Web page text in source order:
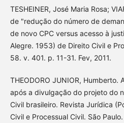
TESHEINER, José Maria Rosa;
de "redução do número de
de novo CPC versus acesso à
Alegre. 1953) de Direito Civil e
58. v. 401. p. 11-31. Fev, 2011.
THEODORO JUNIOR, Humberto.
após a divulgação do projeto do
Civil brasileiro. Revista Jurídica
Civil e Processual Civil. São